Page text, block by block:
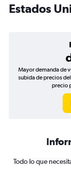
Estados
Mayor demanda de
subida de precios
precio
Todo lo que